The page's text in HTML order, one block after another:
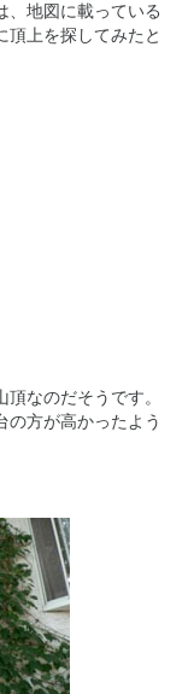
、地図に載っている
頂上を探してみたと
なのだそうです。
の方が高かったよう